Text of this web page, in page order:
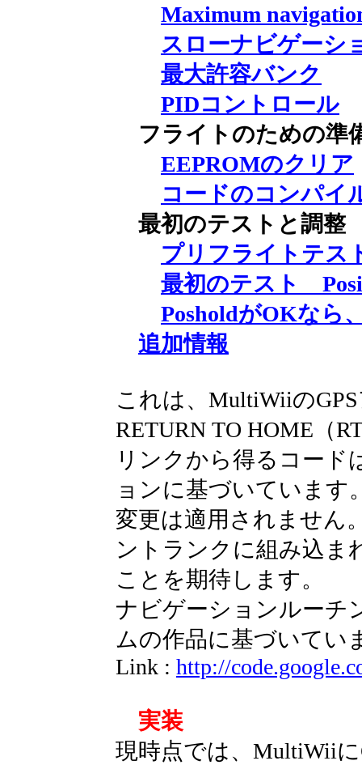
Maximum
スローナビゲーシ
最大許容バンク
PIDコントロール
フライトのための準
EEPROMのクリア
コードのコンパイ
最初のテストと調整
プリフライトテス
最初のテスト
PosholdがOKなら
追加情報
これは、MultiWiiの
RETURN TO HOME（
リンクから得るコード
ョンに基づいています
変更は適用されません
ントランクに組み込ま
ことを期待します。
ナビゲーションルーチ
ムの作品に基づいてい
Link : http://
実装
現時点では、MultiWii